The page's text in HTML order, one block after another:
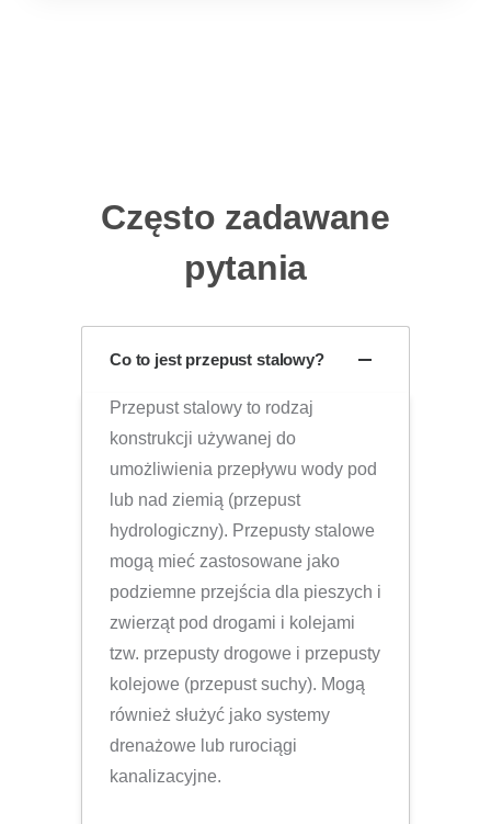
Często zadawane
pytania
Co to jest przepust stalowy?
Przepust stalowy to rodzaj
konstrukcji używanej do
umożliwienia przepływu wody pod
lub nad ziemią (przepust
hydrologiczny). Przepusty stalowe
mogą mieć zastosowane jako
podziemne przejścia dla pieszych i
zwierząt pod drogami i kolejami
tzw. przepusty drogowe i przepusty
kolejowe (przepust suchy). Mogą
również służyć jako systemy
drenażowe lub rurociągi
kanalizacyjne.